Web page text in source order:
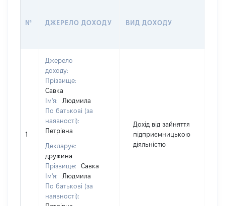
№ ДЖЕРЕЛО ДОХОДУ ВИД ДОХОДУ
1
Джерело
доходу:
Прізвище:
Савка
Ім'я:
Людмила
По батькові (за
наявності):
Петрівна
Декларує:
дружина
Прізвище:
Савка
Ім'я:
Людмила
По батькові (за
наявності):
Дохід від зайняття
підприємницькою
діяльністю